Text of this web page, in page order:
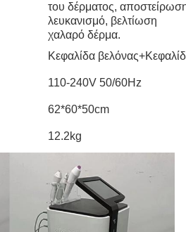
του δέρματος,
λευκανισμό, βελτίωση
χαλαρό δέρμα.
Κεφαλίδα
110-240V 50/60Hz
62*60*50cm
12.2kg